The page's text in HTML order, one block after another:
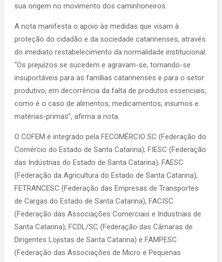
sua origem no movimento dos caminhoneiros.
A nota manifesta o apoio às medidas que visam à
proteção do cidadão e da sociedade catarinenses, através
do imediato restabelecimento da normalidade institucional.
“Os prejuízos se sucedem e agravam-se, tornando-se
insuportáveis para as famílias catarinenses e para o setor
produtivo, em decorrência da falta de produtos essenciais,
como é o caso de alimentos, medicamentos, insumos e
matérias-primas”, afirma a nota.
O COFEM é integrado pela FECOMÉRCIO SC (Federação do
Comércio do Estado de Santa Catarina); FIESC (Federação
das Indústrias do Estado de Santa Catarina); FAESC
(Federação da Agricultura do Estado de Santa Catarina);
FETRANCESC (Federação das Empresas de Transportes
de Cargas do Estado de Santa Catarina), FACISC
(Federação das Associações Comerciais e Industriais de
Santa Catarina); FCDL/SC (Federação das Câmaras de
Dirigentes Lojistas de Santa Catarina) e FAMPESC
(Federação das Associações de Micro e Pequenas